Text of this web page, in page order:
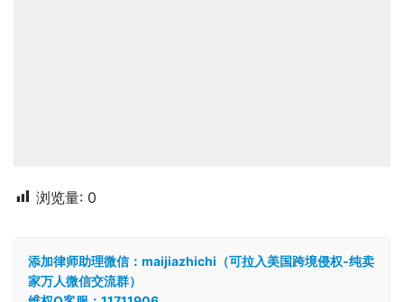
浏览量: 0
添加律师助理微信：maijiazhichi（可拉入美国跨境侵权-纯卖
家万人微信交流群）